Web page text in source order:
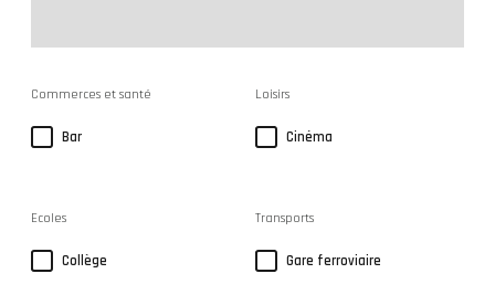
Commerces et santé
Bar
Loisirs
Cinéma
Ecoles
Collège
Transports
Gare ferroviaire